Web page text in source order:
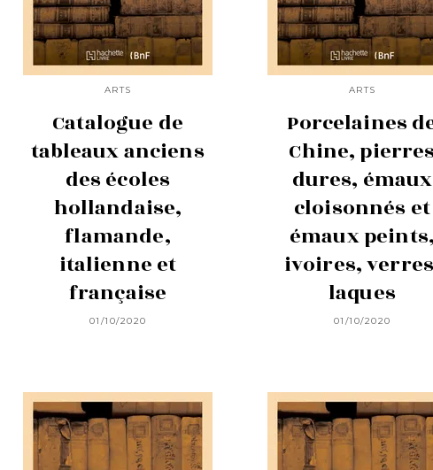
ARTS
Catalogue de
tableaux anciens
des écoles
hollandaise,
flamande,
italienne et
française
01/10/2020
ARTS
Porcelaines
Chine,
dures, émaux
cloisonnés et
émaux peints,
ivoires,
laques
01/10/2020